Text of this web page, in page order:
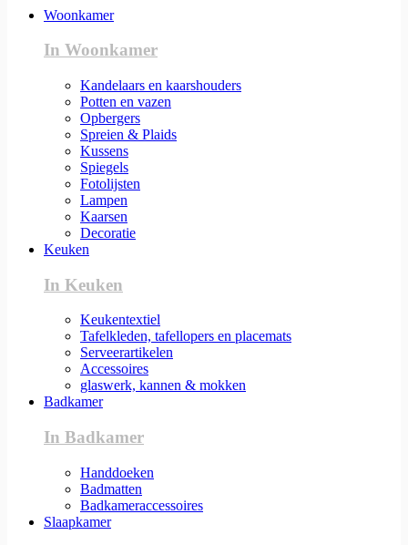
Woonkamer
In Woonkamer
Kandelaars en kaarshouders
Potten en vazen
Opbergers
Spreien & Plaids
Kussens
Spiegels
Fotolijsten
Lampen
Kaarsen
Decoratie
Keuken
In Keuken
Keukentextiel
Tafelkleden, tafellopers en placemats
Serveerartikelen
Accessoires
glaswerk, kannen & mokken
Badkamer
In Badkamer
Handdoeken
Badmatten
Badkameraccessoires
Slaapkamer